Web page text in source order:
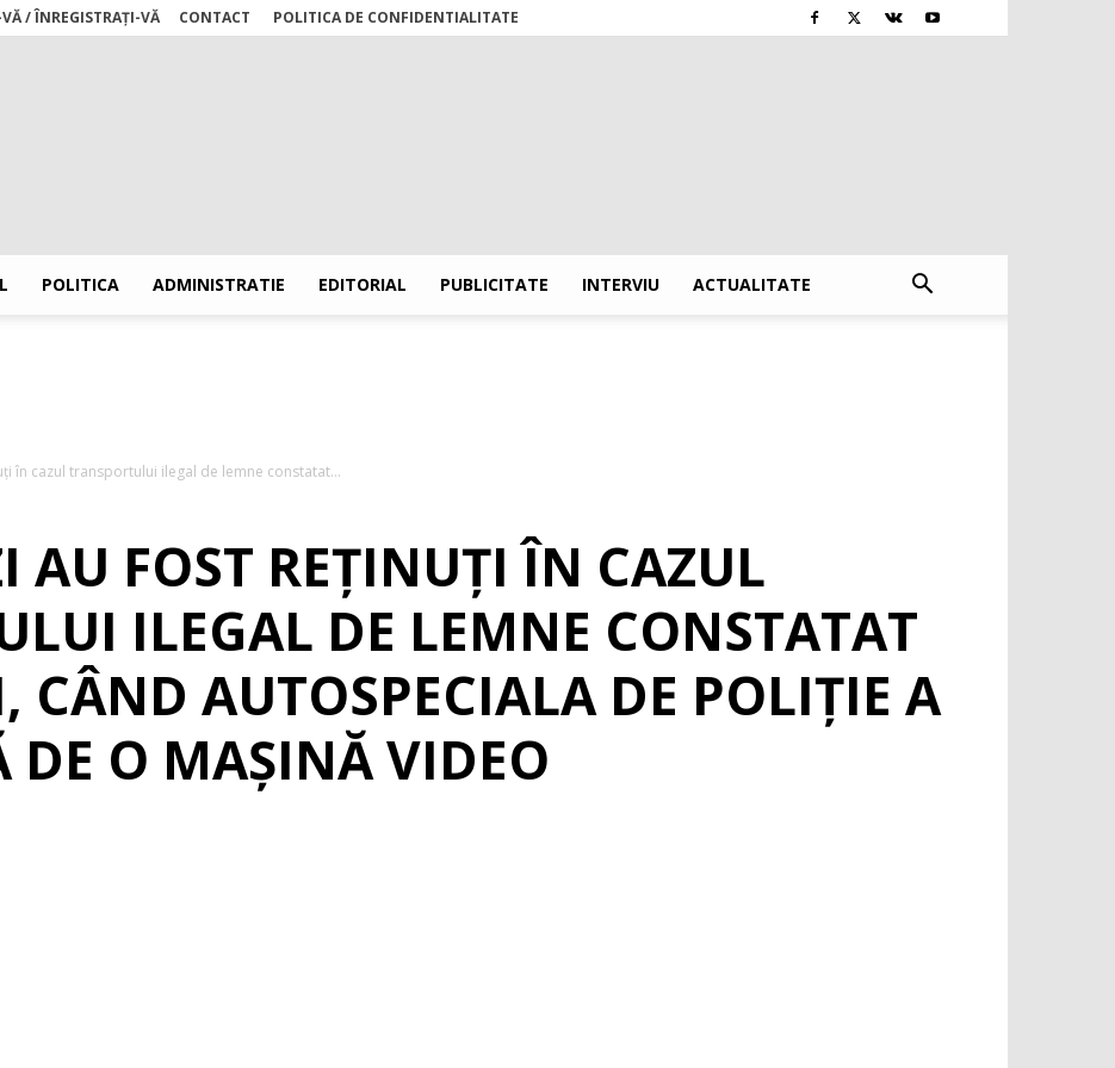
/ ÎNREGISTRAȚI-VĂ CONTACT POLITICA DE CONFIDENTIALITATE
POLITICA ADMINISTRATIE EDITORIAL PUBLICITATE INTERVIU ACTUALITATE
în cazul transportului ilegal de lemne constatat...
AU FOST REȚINUȚI ÎN CAZUL
ILEGAL DE LEMNE CONSTATAT
CÂND AUTOSPECIALA DE POLIȚIE A
DE O MAȘINĂ VIDEO